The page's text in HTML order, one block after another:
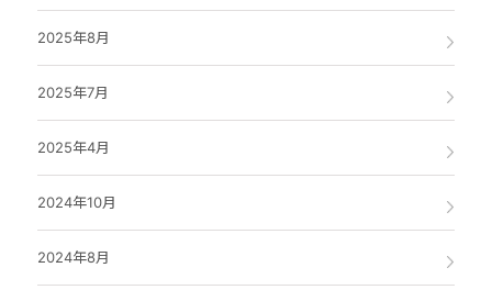
2025年8月
2025年7月
2025年4月
2024年10月
2024年8月